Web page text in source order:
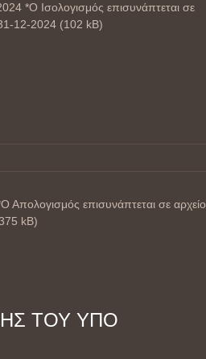
*Ο Ισολογισμός επισυνάπτεται σε
12-2024 (102 kB)
επισυνάπτεται σε αρχείο
kB)
ΤΟΥ ΥΠΟ